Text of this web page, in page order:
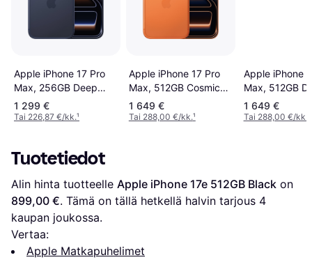
Apple iPhone 17 Pro
Max, 256GB Deep
Blue
1 299 €
Tai 226,87 €/kk.¹
Apple iPhone 17 Pro
Max, 512GB Cosmic
Orange
1 649 €
Tai 288,00 €/kk.¹
Apple iPhone
Max, 512GB
Blue
1 649 €
Tai 288,00 €/kk.
Tuotetiedot
Alin hinta tuotteelle Apple iPhone 17e 512GB Black
899,00 €. Tämä on tällä hetkellä halvin tarjous 4
kaupan joukossa.
Vertaa:
Apple Matkapuhelimet